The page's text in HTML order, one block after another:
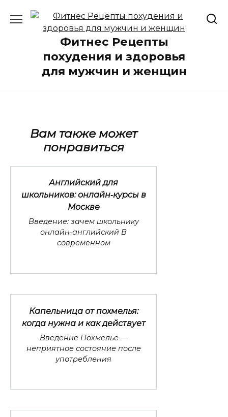
содержанию
Фитнес Рецепты
похудения и здоровья
для мужчин и женщин
Вам также может
понравиться
Английский для
школьников: онлайн‑курсы в
Москве
Введение: зачем школьнику
онлайн‑английский В
современном
Капельница от похмелья:
когда нужна и как действует
Введение Похмелье —
неприятное состояние после
употребления